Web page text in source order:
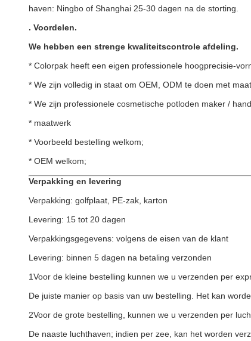
haven: Ningbo of Shanghai 25-30 dagen na de storting.
. Voordelen.
We hebben een strenge kwaliteitscontrole afdeling.
* Colorpak heeft een eigen professionele hoogprecisie-
* We zijn volledig in staat om OEM, ODM te doen met
* We zijn professionele cosmetische potloden maker /
* maatwerk
* Voorbeeld bestelling welkom;
* OEM welkom;
Verpakking en levering
Verpakking: golfplaat, PE-zak, karton
Levering: 15 tot 20 dagen
Verpakkingsgegevens: volgens de eisen van de klant
Levering: binnen 5 dagen na betaling verzonden
1Voor de kleine bestelling kunnen we u verzenden per
De juiste manier op basis van uw bestelling. Het kan
2Voor de grote bestelling, kunnen we u verzenden per
De naaste luchthaven; indien per zee, kan het worden